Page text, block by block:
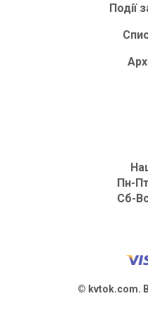
Події
Пн-
Сб-
© kvtok.com.